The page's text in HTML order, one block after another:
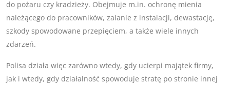
do pożaru czy kradzieży. Obejmuje m.in. ochronę mienia
należącego do pracowników, zalanie z instalacji, dewastację,
szkody spowodowane przepięciem, a także wiele innych
zdarzeń.
Polisa działa więc zarówno wtedy, gdy ucierpi majątek firmy,
jak i wtedy, gdy działalność spowoduje stratę po stronie innej